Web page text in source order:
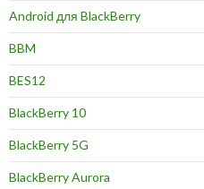
Android для BlackBerry
BBM
BES12
BlackBerry 10
BlackBerry 5G
BlackBerry Aurora